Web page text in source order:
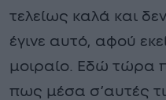
τελείως καλά και
έγινε αυτό, αφού
μοιραίο. Εδώ τώρα
πως μέσα σ’αυτές